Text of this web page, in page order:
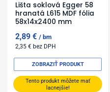
Lišta soklová Egger 58
hranatá L615 MDF fólia
58x14x2400 mm
2,89€ bm
2,35€ bez DPH
Tento produkt môžete mať
lacnejšie!
ZOBRAZIŤ PRODUKT